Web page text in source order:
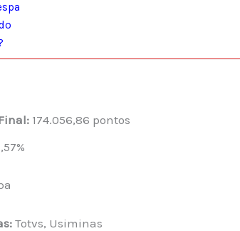
174.056,86 pontos
Totvs, Usiminas